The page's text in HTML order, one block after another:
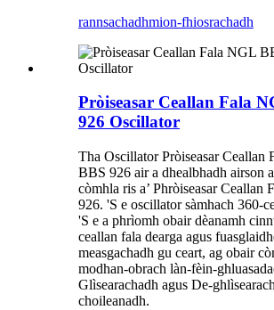
rannsachadhmion-fhiosrachadh
Pròiseasar Ceallan Fala
926 Oscillator
Tha Oscillator Pròiseasar Ceallan
BBS 926 air a dhealbhadh airson
còmhla ris a’ Phròiseasar Ceallan
926. 'S e oscillator sàmhach 360-
'S e a phrìomh obair dèanamh
ceallan fala dearga agus
measgachadh gu ceart, ag obair
modhan-obrach làn-fèin-
Glìsearachadh agus De-
choileanadh.